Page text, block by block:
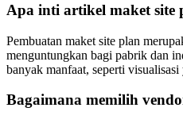
Apa inti artikel maket site
Pembuatan maket site plan
menguntungkan bagi pabrik dan
banyak manfaat, seperti visualisasi
Bagaimana memilih